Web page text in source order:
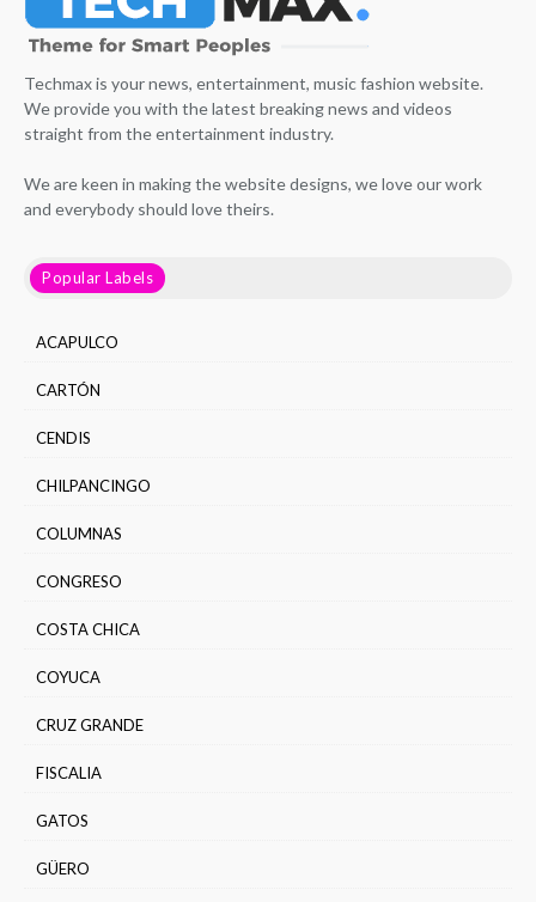
Techmax is your news, entertainment, music fashion website.
We provide you with the latest breaking news and videos
straight from the entertainment industry.
We are keen in making the website designs, we love our work
and everybody should love theirs.
Popular Labels
ACAPULCO
CARTÓN
CENDIS
CHILPANCINGO
COLUMNAS
CONGRESO
COSTA CHICA
COYUCA
CRUZ GRANDE
FISCALIA
GATOS
GÜERO